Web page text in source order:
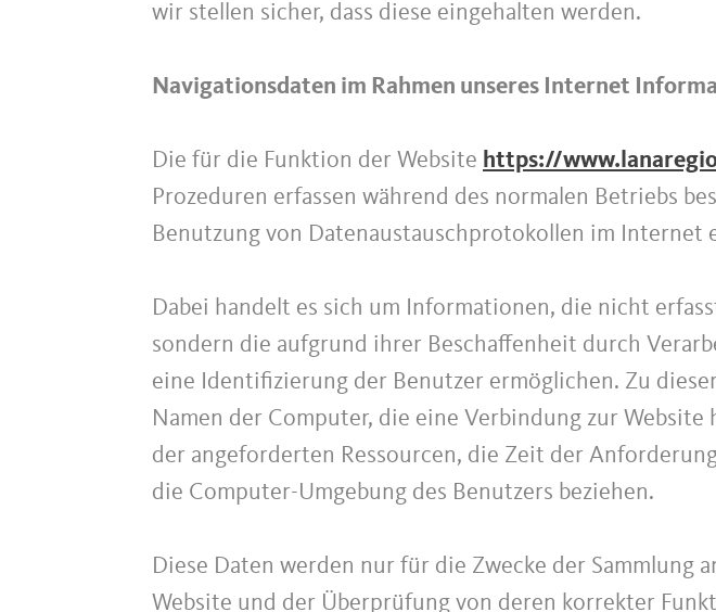
wir stellen sicher, dass diese eingehalten werden.
Navigationsdaten im Rahmen unseres Internet
Die für die Funktion der Website https://
Prozeduren erfassen während des normalen Betriebs
Benutzung von Datenaustauschprotokollen im Internet
Dabei handelt es sich um Informationen, die nicht
sondern die aufgrund ihrer Beschaffenheit durch
eine Identifizierung der Benutzer ermöglichen. Zu
Namen der Computer, die eine Verbindung zur
der angeforderten Ressourcen, die Zeit der
die Computer-Umgebung des Benutzers beziehen.
Diese Daten werden nur für die Zwecke der
Website und der Überprüfung von deren korrekter